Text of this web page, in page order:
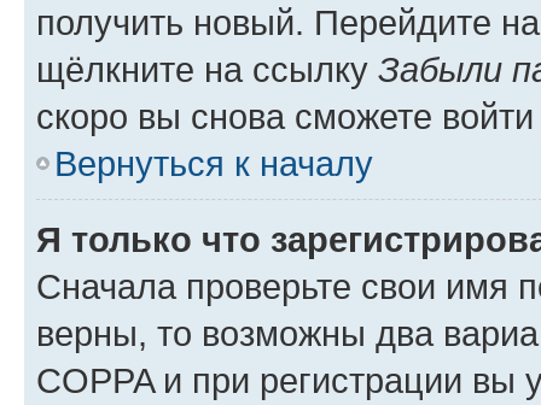
получить новый. Перейдите
щёлкните на ссылку Забыли
скоро вы снова сможете
Вернуться к началу
Я только что
Сначала проверьте свои имя
верны, то возможны два
COPPA и при регистрации вы